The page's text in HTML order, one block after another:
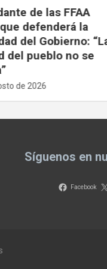
“La
Tras
las
7 de
Síguenos en
Facebook